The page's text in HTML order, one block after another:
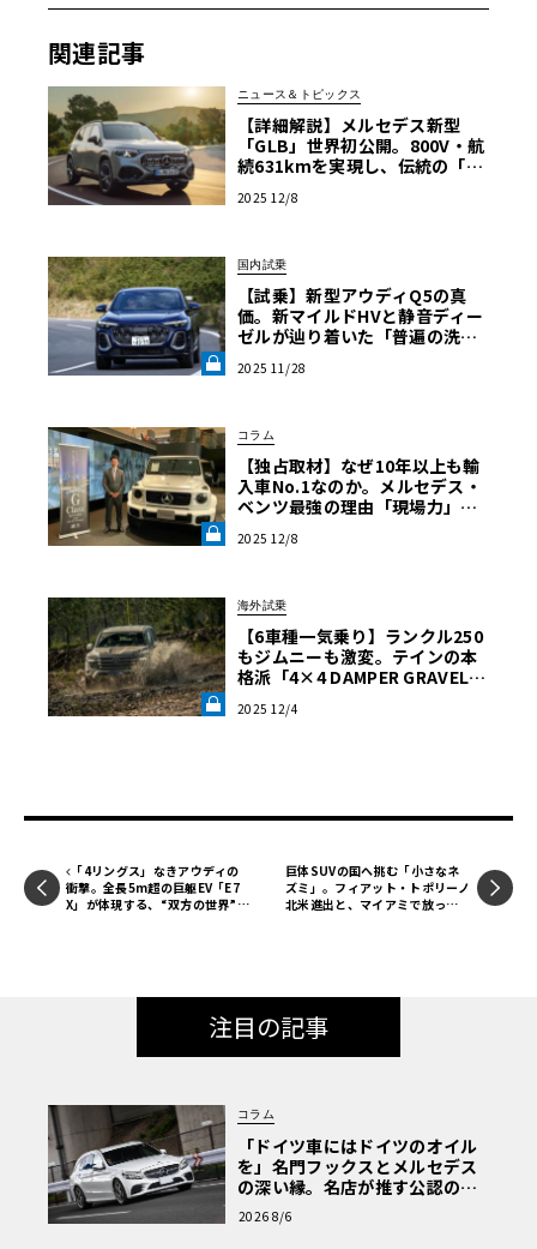
関連記事
ニュース＆トピックス
【詳細解説】メルセデス新型
「GLB」世界初公開。800V・航
続631kmを実現し、伝統の「7
化
2025 12/8
国内試乗
【試乗】新型アウディQ5の真
価。新マイルドHVと静音ディー
ゼルが辿り着いた「普遍の洗
2025 11/28
コラム
【独占取材】なぜ10年以上も輸
入車No.1なのか。メルセデス・
ベンツ最強の理由「現場力」の
究】《LE VOLANT LAB》
2025 12/8
海外試乗
【6車種一気乗り】ランクル250
もジムニーも激変。テインの本
格派「4×4 DAMPER GRAVEL
E VOLANT LAB》
2025 12/4
「4リングス」なきアウディの
衝撃。全長5m超の巨躯EV「E7
X」が体現する、“双方の世界”の
巨体SUVの国へ挑む「小さなネ
ズミ」。フィアット・トポリーノ
北米進出と、マイアミで放っ
注目の記事
コラム
「ドイツ車にはドイツのオイル
を」名門フックスとメルセデス
の深い縁。名店が推す公認の安
心と、Cクラスで味わうシルキー
な走り〈PR〉
2026 8/6